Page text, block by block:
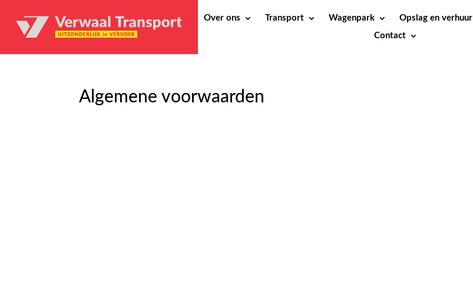
Over ons Transport Wagenpark Opslag en verhuur
Contact
Algemene voorwaarden